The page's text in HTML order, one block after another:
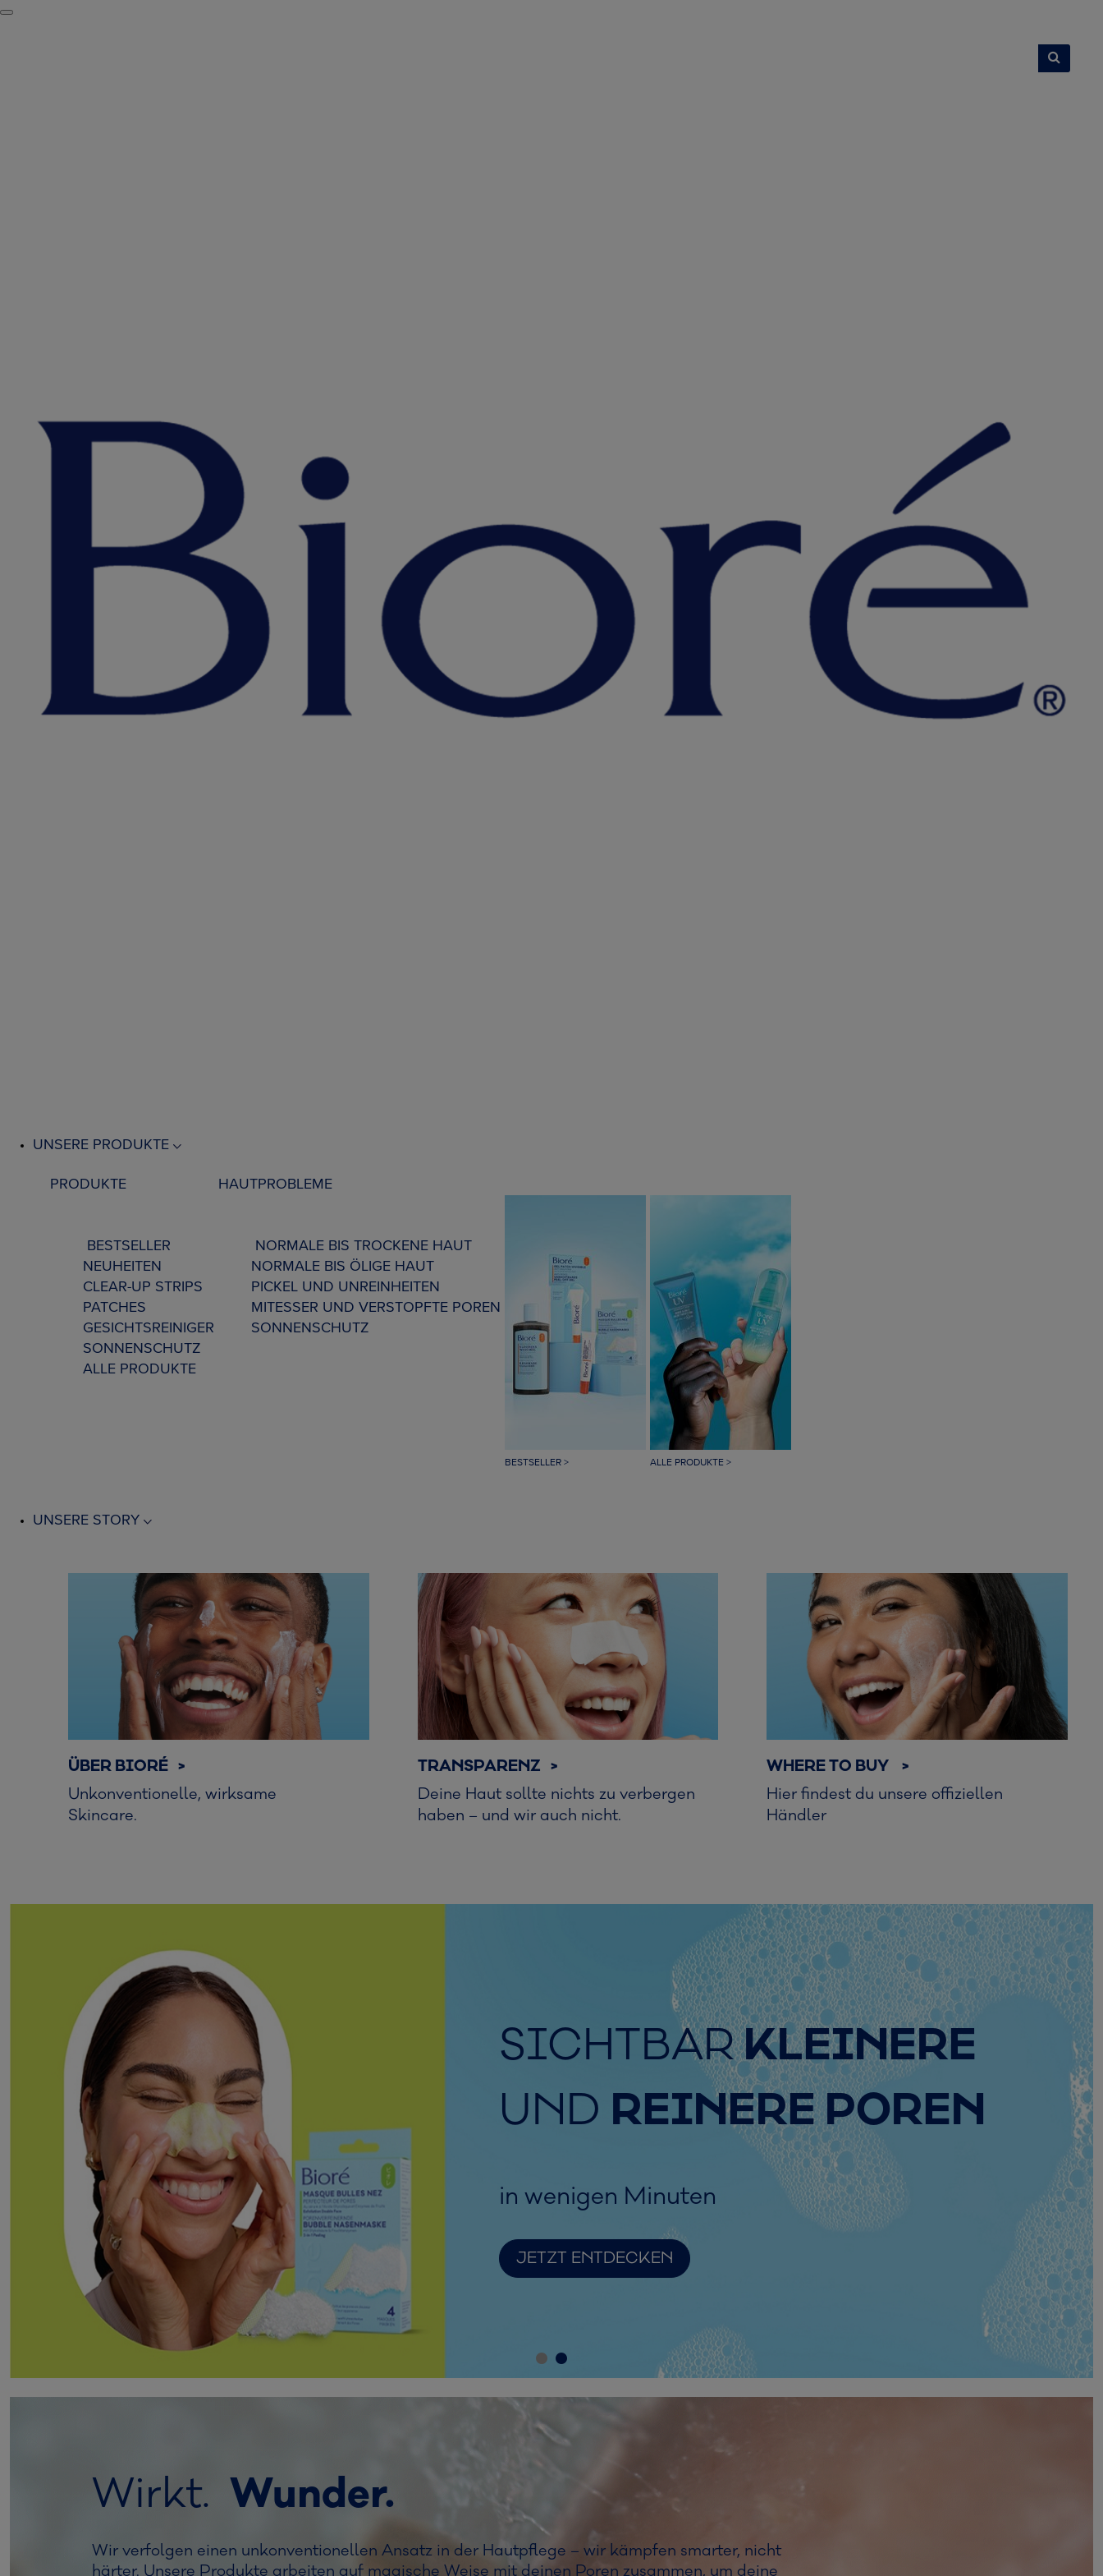
UNSERE PRODUKTE
PRODUKTE
BESTSELLER
NEUHEITEN
CLEAR-UP STRIPS
PATCHES
GESICHTSREINIGER
SONNENSCHUTZ
ALLE PRODUKTE
HAUTPROBLEME
NORMALE BIS TROCKENE HAUT
NORMALE BIS ÖLIGE HAUT
PICKEL UND UNREINHEITEN
MITESSER UND VERSTOPFTE POREN
SONNENSCHUTZ
BESTSELLER > ALLE PRODUKTE >
UNSERE STORY
ÜBER BIORÉ >
Unkonventionelle, wirksame
Skincare.
TRANSPARENZ >
Deine Haut sollte nichts zu verbergen
haben – und wir auch nicht.
WHERE TO BUY >
Hier findest du unsere offiziellen
Händler
SICHTBARKLEINERE
UND REINERE POREN
in wenigen Minuten
JETZT ENTDECKEN
Wirkt. Wunder.
Wir verfolgen einen unkonventionellen Ansatz in der Hautpflege – wir kämpfen smarter, nicht
härter. Unsere Produkte arbeiten auf magische Weise mit deinen Poren zusammen, um deine